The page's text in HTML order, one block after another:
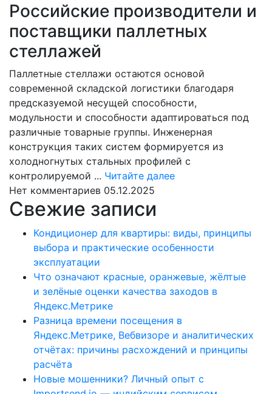
Российские производители и
поставщики паллетных
стеллажей
Паллетные стеллажи остаются основой
современной складской логистики благодаря
предсказуемой несущей способности,
модульности и способности адаптироваться под
различные товарные группы. Инженерная
конструкция таких систем формируется из
холодногнутых стальных профилей с
контролируемой ... Читайте далееЧитайте
Нет комментариев 05.12.2025
Свежие записи
Кондиционер для квартиры: виды, принципы
выбора и практические особенности
эксплуатации
Что означают красные, оранжевые, жёлтые
и зелёные оценки качества заходов в
Яндекс.Метрике
Разница времени посещения в
Яндекс.Метрике, Вебвизоре и аналитических
отчётах: причины расхождений и принципы
расчёта
Новые мошенники? Личный опыт с